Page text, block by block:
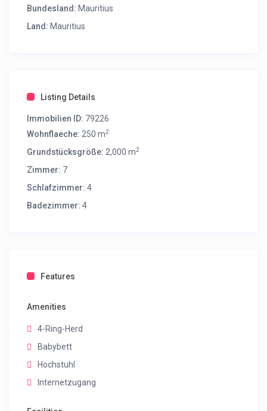
Bundesland: Mauritius
Land: Mauritius
Listing Details
Immobilien ID: 79226
Wohnflaeche: 250 m2
Grundstücksgröße: 2,000 m2
Zimmer: 7
Schlafzimmer: 4
Badezimmer: 4
Features
Amenities
4-Ring-Herd
Babybett
Hochstuhl
Internetzugang